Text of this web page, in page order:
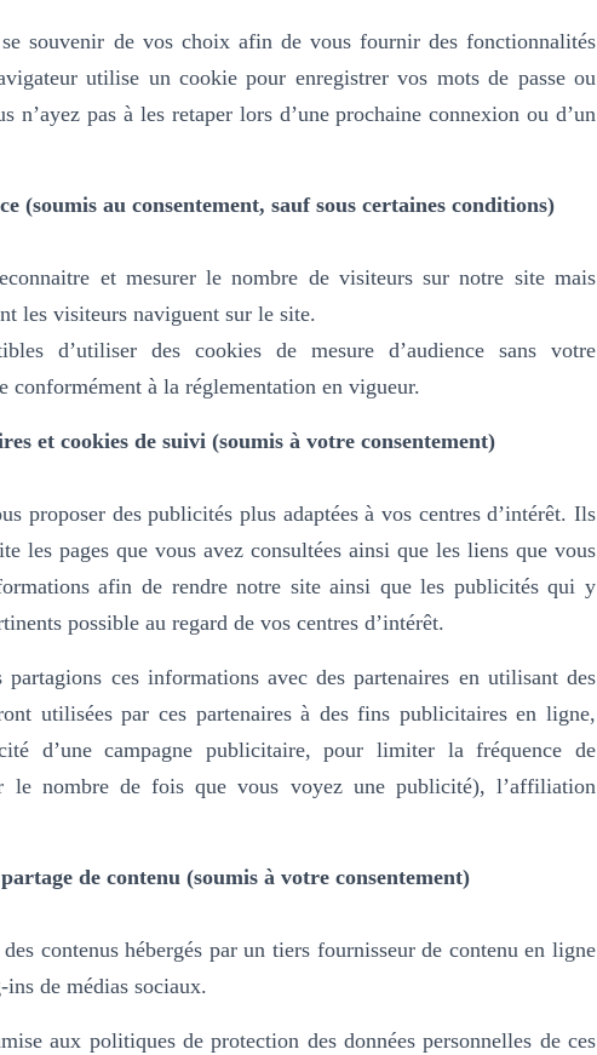
souvenir de vos choix afin de vous fournir des fonctionnalités
utilise un cookie pour enregistrer vos mots de passe ou
n’ayez pas à les retaper lors d’une prochaine connexion ou d’un
(soumis au consentement, sauf sous certaines conditions)
et mesurer le nombre de visiteurs sur notre site mais
les visiteurs naviguent sur le site.
d’utiliser des cookies de mesure d’audience sans votre
conformément à la réglementation en vigueur.
et cookies de suivi (soumis à votre consentement)
proposer des publicités plus adaptées à vos centres d’intérêt. Ils
les pages que vous avez consultées ainsi que les liens que vous
afin de rendre notre site ainsi que les publicités qui y
possible au regard de vos centres d’intérêt.
ces informations avec des partenaires en utilisant des
utilisées par ces partenaires à des fins publicitaires en ligne,
d’une campagne publicitaire, pour limiter la fréquence de
le nombre de fois que vous voyez une publicité), l’affiliation
de contenu (soumis à votre consentement)
contenus hébergés par un tiers fournisseur de contenu en ligne
de médias sociaux.
aux politiques de protection des données personnelles de ces